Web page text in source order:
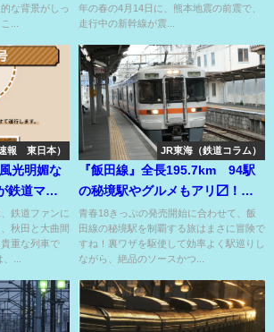
な背景がしっ
...
年の春の4月14日に、熊本地震の前震で、
走行中の新幹線が震...
報 東日本）
光明媚な
鉄道マニ
??
鉄道ファンに
秋田と大曲間
重な列車で
...
JR東海（鉄道コラム）
『飯田線』全長195.7km 94駅
の秘境駅やグルメもアリ〼！コ
スパ重視なら18きっぷで！
青春18きっぷの発売開始に合わせて、飯
田線の秘境駅を制覇する旅はまさに冒険で
すね！裏ワザを駆使して効率よく駅巡りし
ながら、絶品のソースかつ...